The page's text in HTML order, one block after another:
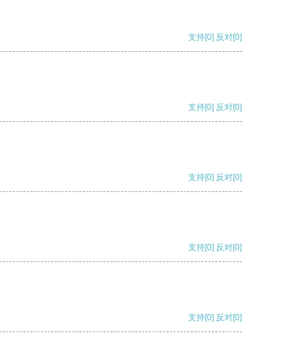
支持[0] 反对[0]
支持[0] 反对[0]
支持[0] 反对[0]
支持[0] 反对[0]
支持[0] 反对[0]